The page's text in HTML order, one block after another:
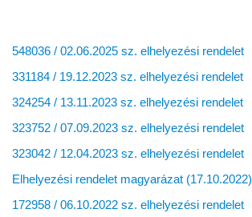
548036 / 02.06.2025 sz. elhelyezési rendelet
331184 / 19.12.2023 sz. elhelyezési rendelet
324254 / 13.11.2023 sz. elhelyezési rendelet
323752 / 07.09.2023 sz. elhelyezési rendelet
323042 / 12.04.2023 sz. elhelyezési rendelet
Elhelyezési rendelet magyarázat (17.10.2022)
172958 / 06.10.2022 sz. elhelyezési rendelet